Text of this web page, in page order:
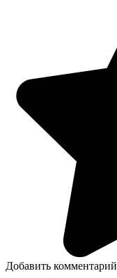
Добавить комментарий